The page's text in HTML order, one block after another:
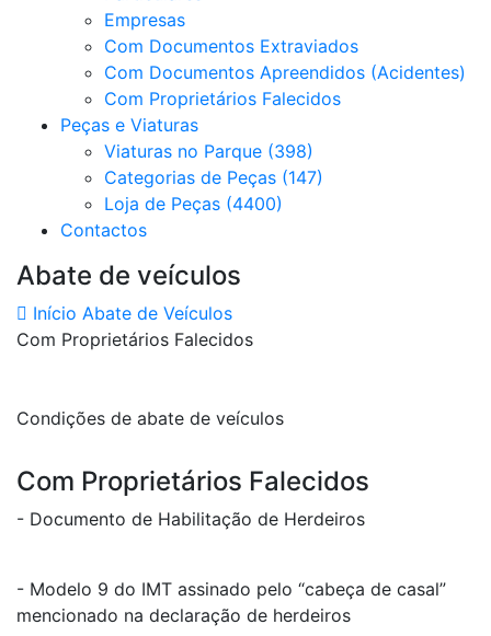
Empresas
Com Documentos Extraviados
Com Documentos Apreendidos (Acidentes)
Com Proprietários Falecidos
Peças e Viaturas
Viaturas no Parque (398)
Categorias de Peças (147)
Loja de Peças (4400)
Contactos
Abate de veículos
Início Abate de Veículos
Com Proprietários Falecidos
Condições de abate de veículos
Com Proprietários Falecidos
- Documento de Habilitação de Herdeiros
- Modelo 9 do IMT assinado pelo “cabeça de casal”
mencionado na declaração de herdeiros